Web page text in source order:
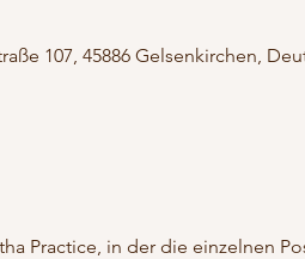
107, 45886 Gelsenkirchen,
Practice, in der die einzelnen